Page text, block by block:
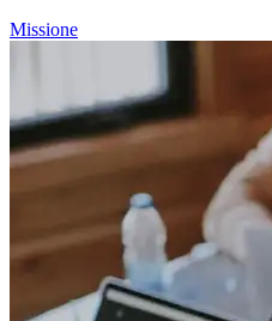
Missione